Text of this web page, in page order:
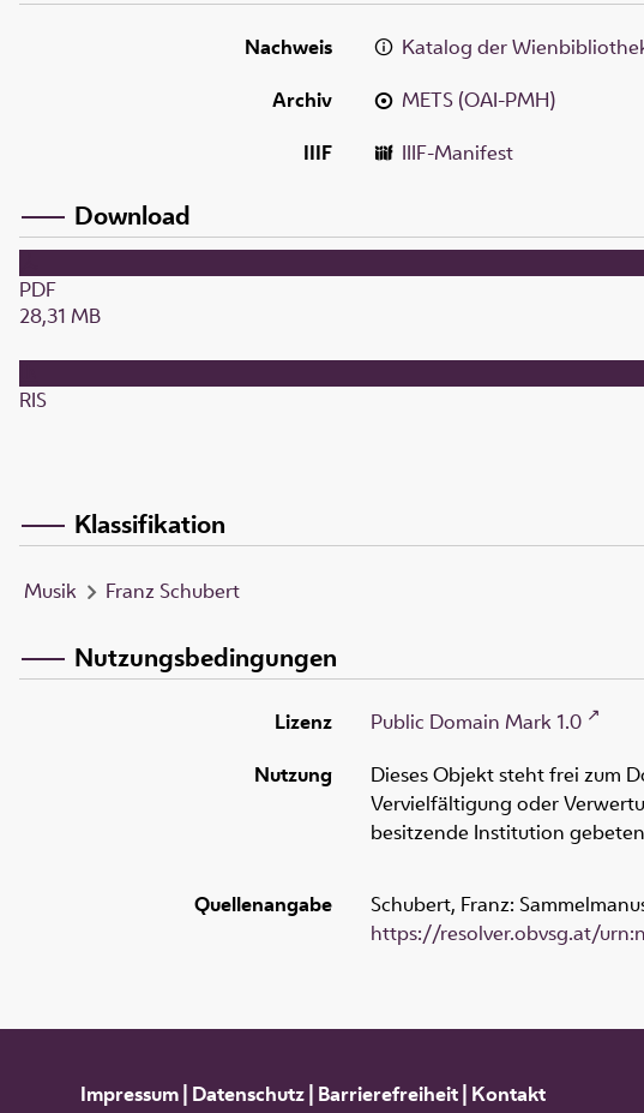
Nachweis
Katalog der
Archiv
METS (OAI-PMH)
IIIF
IIIF-Manifest
Download
PDF
28,31 MB
RIS
Klassifikation
Musik Franz Schubert
Nutzungsbedingungen
Lizenz
Public Domain Mark 1.0
Nutzung
Dieses Objekt steht frei zum
Vervielfältigung oder
besitzende Institution
Quellenangabe Schubert, Franz:
https://resolver.obvsg.at/
Impressum| Datenschutz| Barrierefreiheit| Kontakt